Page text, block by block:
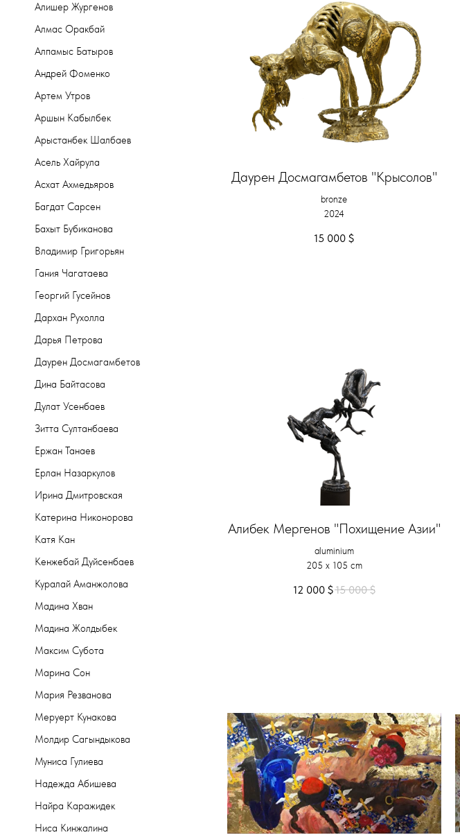
Алишер Жургенов
Алмас Оракбай
Алпамыс Батыров
Андрей Фоменко
Артем Утров
Аршын Кабылбек
Арыстанбек Шалбаев
Асель Хайрула
Асхат Ахмедьяров
Багдат Сарсен
Бахыт Бубиканова
Владимир Григорьян
Гания Чагатаева
Георгий Гусейнов
Дархан Рухолла
Дарья Петрова
Даурен Досмагамбетов
Дина Байтасова
Дулат Усенбаев
Зитта Султанбаева
Ержан Танаев
Ерлан Назаркулов
Ирина Дмитровская
Катерина Никонорова
Катя Кан
Кенжебай Дуйсенбаев
Куралай Аманжолова
Мадина Хван
Мадина Жолдыбек
Максим Субота
Марина Сон
Мария Резванова
Меруерт Кунакова
Молдир Сагындыкова
Муниса Гулиева
Надежда Абишева
Найра Каражидек
Ниса Кинжалина
Даурен Досмагамбетов "Крысолов"
bronze
2024
15 000 $
Алибек Мергенов "Похищение Азии"
aluminium
205 x 105 cm
12 000 $15 000 $